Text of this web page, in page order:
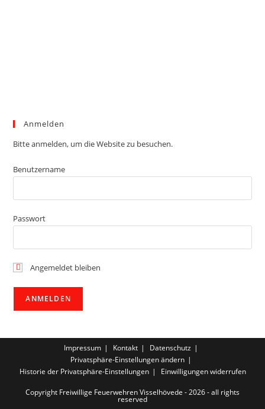
Anmelden
Bitte anmelden, um die Website zu besuchen.
Benutzername
Passwort
Angemeldet bleiben
Impressum Kontakt
Datenschutz
Privatsphäre-Einstellungen ändern
Historie der Privatsphäre-Einstellungen
Einwilligungen widerrufen
Copyright Freiwillige Feuerwehren Visselhövede - 2026 - all rights
reserved